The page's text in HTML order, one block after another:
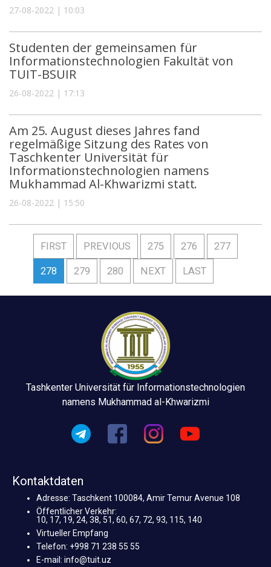
27-08-2022 | 10:03
Studenten der gemeinsamen für
Informationstechnologien Fakultät von
TUIT-BSUIR
26-08-2022 | 17:13
Am 25. August dieses Jahres fand
regelmäßige Sitzung des Rates von
Taschkenter Universität für
Informationstechnologien namens
Mukhammad Al-Khwarizmi statt.
26-08-2022 | 15:50
FIRST PREVIOUS 275 276 277
278 279 280 NEXT LAST
Tashkenter Universität für Informationstechnologien
namens Mukhammad al-Khwarizmi
Kontaktdaten
Adresse: Taschkent 100084, Amir Temur Avenue 108
Öffentlicher Verkehr:
10, 17, 19, 24, 38, 51, 60, 67, 72, 93, 115, 140
Virtueller Empfang
Telefon: +998 71 238 55 55
E-mail: info@tuit.uz